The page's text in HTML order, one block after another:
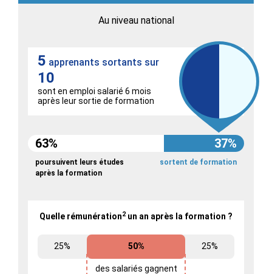
Au niveau national
5 apprenants sortants sur
10
sont en emploi salarié 6 mois
après leur sortie de formation
63% 37%
poursuivent leurs études
après la formation
sortent de formation
Quelle rémunération2un an après la formation ?
25% 50%
des salariés gagnent
25%